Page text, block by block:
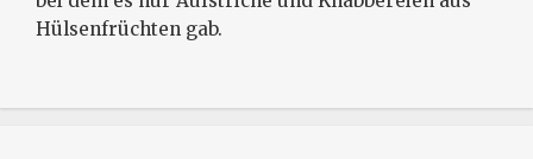
Hülsenfrüchten gab.